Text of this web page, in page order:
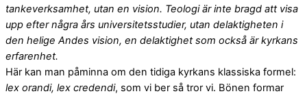
tankeverksamhet, utan en vision. Teologi är inte bragd att visa
upp efter några års universitetsstudier, utan delaktigheten i
den helige Andes vision, en delaktighet som också är kyrkans
erfarenhet.
Här kan man påminna om den tidiga kyrkans klassiska formel:
lex orandi, lex credendi, som vi ber så tror vi. Bönen formar